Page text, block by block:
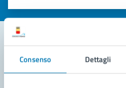
Consenso Dettagli
Valuta 5 stelle
Valuta 4 stelle su 5
Valuta 3 stelle su 5
Valuta 2 stelle su 5
Valuta 1 stelle su 5
Contatta il comune